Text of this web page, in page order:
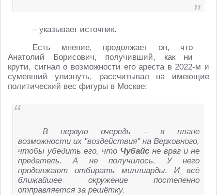
– указывает источник.
Есть мнение, продолжает он, что
Анатолий Борисович, получивший, как ни
крути, сигнал о возможности его ареста в 2022-м и
сумевший улизнуть, рассчитывал на имеющие
политический вес фигуры в Москве:
В первую очередь – в плане
возможности их "воздействия" на Верховного,
чтобы убедить его, что Чубайс не враг и не
предатель. А не получилось. У него
продолжают отбирать миллиарды. И всё
ближайшее окружение постепенно
отправляется за решётку.